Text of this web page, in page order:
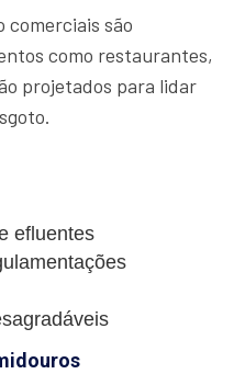
comerciais são
como restaurantes,
projetados para lidar
efluentes